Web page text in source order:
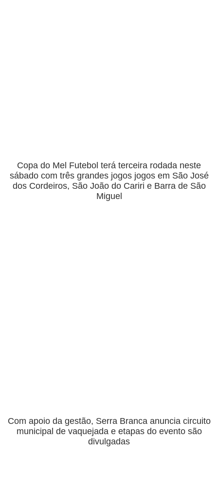
Copa do Mel Futebol terá terceira rodada neste
sábado com três grandes jogos jogos em São José
dos Cordeiros, São João do Cariri e Barra de São
Miguel
Com apoio da gestão, Serra Branca anuncia circuito
municipal de vaquejada e etapas do evento são
divulgadas